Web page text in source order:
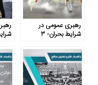
رهبری عمومی در
شرایط بحران- ۳